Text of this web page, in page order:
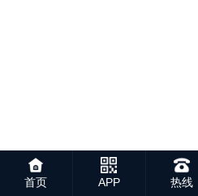
首页 APP 热线